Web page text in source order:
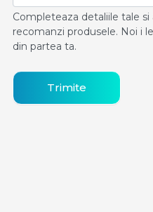
Completeaza detaliile tale si
recomanzi produsele. Noi i
din partea ta.
Trimite